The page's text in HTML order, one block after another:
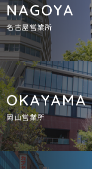
NAGOYA
名古屋営業所
OKAYAMA
岡山営業所